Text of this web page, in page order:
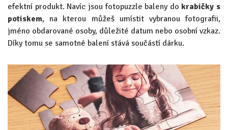
efektní produkt. Navíc jsou fotopuzzle baleny do krabičky s
potiskem, na kterou můžeš umístit vybranou fotografii,
jméno obdarované osoby, důležité datum nebo osobní vzkaz.
Díky tomu se samotné balení stává součástí dárku.